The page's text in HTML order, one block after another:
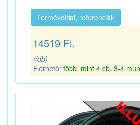
Termékoldal, referenciák
14519 Ft.
(/db)
Elérhető: több, mint 4 db, 3-4